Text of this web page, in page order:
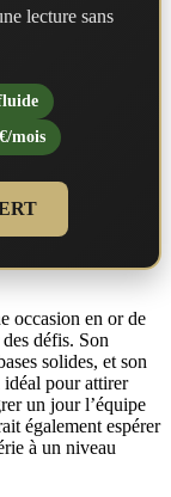
lecture sans
mois
occasion en or de
défis. Son
solides, et son
idéal pour attirer
un jour l’équipe
également espérer
à un niveau